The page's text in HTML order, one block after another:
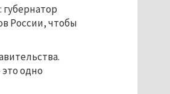
России, чтобы
одно